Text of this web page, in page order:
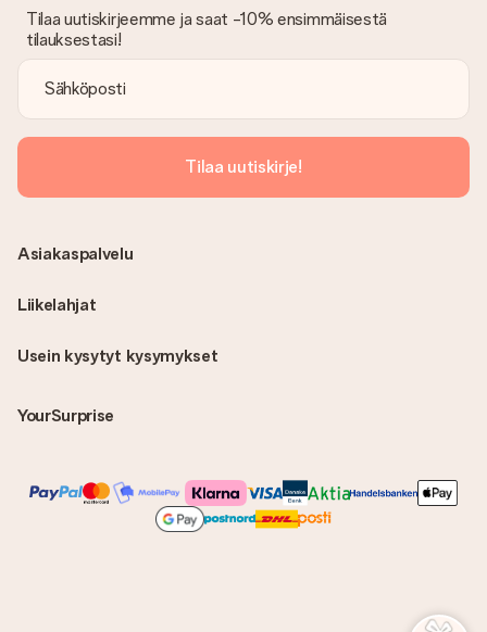
Tilaa uutiskirjeemme ja saat -10% ensimmäisestä
tilauksestasi!
Tilaa uutiskirje!
Usein kysytyt kysymykset
YourSurprise
Asiakaspalvelu
Liikelahjat